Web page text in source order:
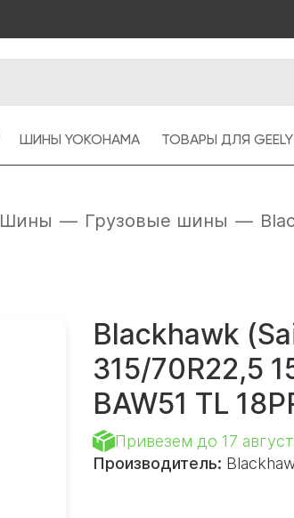
ШИНЫ YOKOHAMA ТОВАРЫ ДЛЯ GEELY
Шины — Грузовые шины —
Blackhawk
315/70R22,5
BAW51 TL
Привезем до 17
Производитель: